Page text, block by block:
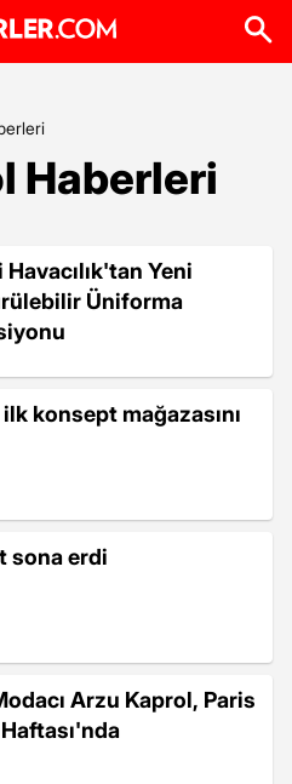
Haberleri
Havacılık'tan Yeni
Üniforma
konsept mağazasını
sona erdi
Arzu Kaprol, Paris